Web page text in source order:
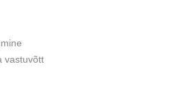
vastuvõtt